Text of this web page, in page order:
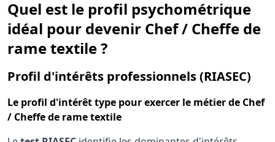
Quel est le profil psychométrique
idéal pour devenir Chef / Cheffe de
rame textile ?
Profil d'intérêts professionnels (RIASEC)
Le profil d'intérêt type pour exercer le métier de Chef
/ Cheffe de rame textile